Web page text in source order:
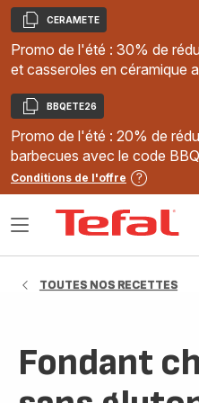
Copier
CERAMETE
Promo de l'été : 30% de
et casseroles en céramique
Copier
BBQETE26
Promo de l'été : 20% de
barbecues avec le code
Conditions de l'offre
Ouvrir
TOUTES NOS RECETTES
Fondant